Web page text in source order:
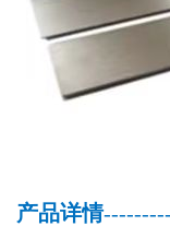
产品详情